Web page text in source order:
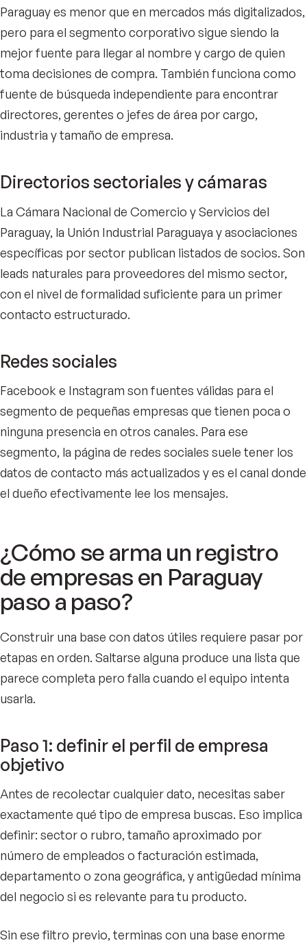
Paraguay es menor que en mercados más digitalizados,
pero para el segmento corporativo sigue siendo la
mejor fuente para llegar al nombre y cargo de quien
toma decisiones de compra. También funciona como
fuente de búsqueda independiente para encontrar
directores, gerentes o jefes de área por cargo,
industria y tamaño de empresa.
Directorios sectoriales y cámaras
La Cámara Nacional de Comercio y Servicios del
Paraguay, la Unión Industrial Paraguaya y asociaciones
específicas por sector publican listados de socios. Son
leads naturales para proveedores del mismo sector,
con el nivel de formalidad suficiente para un primer
contacto estructurado.
Redes sociales
Facebook e Instagram son fuentes válidas para el
segmento de pequeñas empresas que tienen poca o
ninguna presencia en otros canales. Para ese
segmento, la página de redes sociales suele tener los
datos de contacto más actualizados y es el canal donde
el dueño efectivamente lee los mensajes.
¿Cómo se arma un registro
de empresas en Paraguay
paso a paso?
Construir una base con datos útiles requiere pasar por
etapas en orden. Saltarse alguna produce una lista que
parece completa pero falla cuando el equipo intenta
usarla.
Paso 1: definir el perfil de empresa
objetivo
Antes de recolectar cualquier dato, necesitas saber
exactamente qué tipo de empresa buscas. Eso implica
definir: sector o rubro, tamaño aproximado por
número de empleados o facturación estimada,
departamento o zona geográfica, y antigüedad mínima
del negocio si es relevante para tu producto.
Sin ese filtro previo, terminas con una base enorme